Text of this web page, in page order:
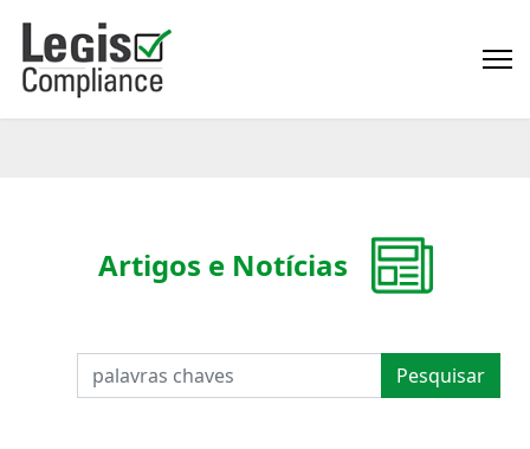
PESQUISAR Pesquisar
Artigos e Notícias